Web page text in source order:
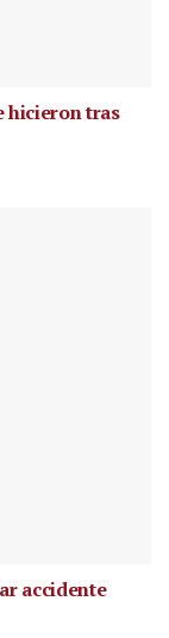
hicieron tras
accidente